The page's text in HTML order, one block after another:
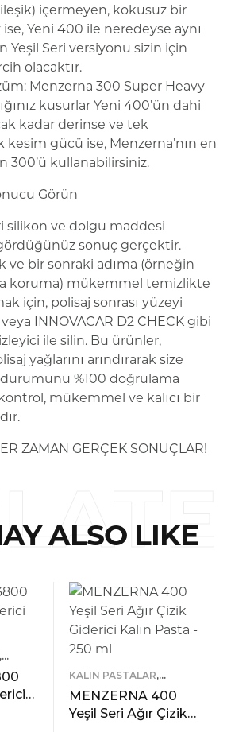
içermeyen, kokusuz bir
Yeni 400 ile neredeyse aynı
Yeşil Seri versiyonu sizin için
olacaktır.
Menzerna 300 Super Heavy
kusurlar Yeni 400’ün dahi
kadar derinse ve tek
gücü ise, Menzerna’nın en
300’ü kullanabilirsiniz.
Görün
silikon ve dolgu maddesi
sonuç gerçektir.
ve bir sonraki adıma (örneğin
koruma) mükemmel temizlikte
için, polisaj sonrası yüzeyi
INNOVACAR D2 CHECK gibi
ile silin. Bu ürünler,
yağlarını arındırarak size
durumunu %100 doğrulama
mükemmel ve kalıcı bir
ZAMAN GERÇEK SONUÇLAR!
ALSO LIKE
D
,
KALIN PASTALAR,
MENZERNA 400
Yeşil Seri Ağır Çizik